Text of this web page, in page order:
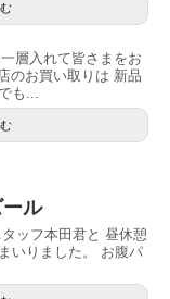
層入れて皆さまをお
のお買い取りは 新品
も...
ル
ッフ本田君と 昼休憩
いりました。 お腹パ